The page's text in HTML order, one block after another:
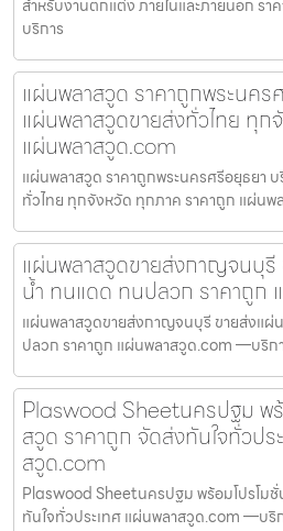
สำหรับงานตกแต่ง ภายในและภายนอก ร
บริการ
แผ่นพลาสวูด ราคาถูกพระนคร
แผ่นพลาสวูดขายส่งทั่วไทย ทุ
แผ่นพลาสวูด.com
แผ่นพลาสวูด ราคาถูกพระนครศรีอยุธยา
ทั่วไทย ทุกจังหวัด ทุกภาค ราคาถูก แผ่น
แผ่นพลาสวูดขายส่งกาญจนบุ
น้ำ ทนแดด ทนปลวก ราคาถูก
แผ่นพลาสวูดขายส่งกาญจนบุรี ขายส่งแ
ปลวก ราคาถูก แผ่นพลาสวูด.com —บริก
Plaswood Sheetนครปฐม พ
สวูด ราคาถูก จัดส่งทันใจทั่วปร
สวูด.com
Plaswood Sheetนครปฐม พร้อมโปรโม
ทันใจทั่วประเทศ แผ่นพลาสวูด.com —บริ